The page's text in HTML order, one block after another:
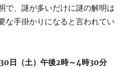
で、謎が多いだけに謎の解明は
な手掛かりになると言われてい
日（土）午後2時～4時30分